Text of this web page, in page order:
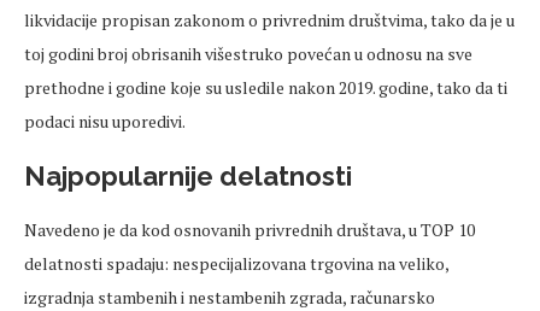
likvidacije propisan zakonom o privrednim društvima, tako da je u
toj godini broj obrisanih višestruko povećan u odnosu na sve
prethodne i godine koje su usledile nakon 2019. godine, tako da ti
podaci nisu uporedivi.
Najpopularnije delatnosti
Navedeno je da kod osnovanih privrednih društava, u TOP 10
delatnosti spadaju: nespecijalizovana trgovina na veliko,
izgradnja stambenih i nestambenih zgrada, računarsko